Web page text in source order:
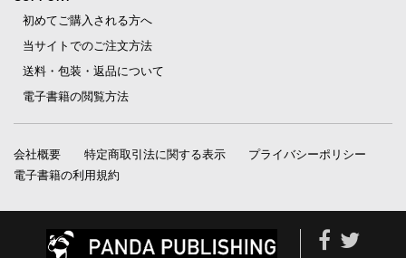
初めてご購入される方へ
当サイトでのご注文方法
送料・包装・返品について
電子書籍の閲覧方法
会社概要 特定商取引法に関する表示
プライバシーポリシー
電子書籍の利用規約